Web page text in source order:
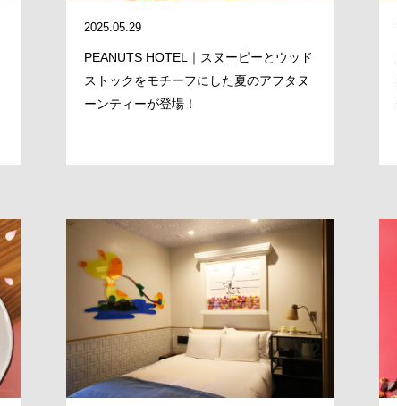
BRAND/SHOP
DOMAIN
NEWS
2025.05.29
PEANUTS HOTEL｜スヌーピーとウッド
ストックをモチーフにした夏のアフタヌ
ーンティーが登場！